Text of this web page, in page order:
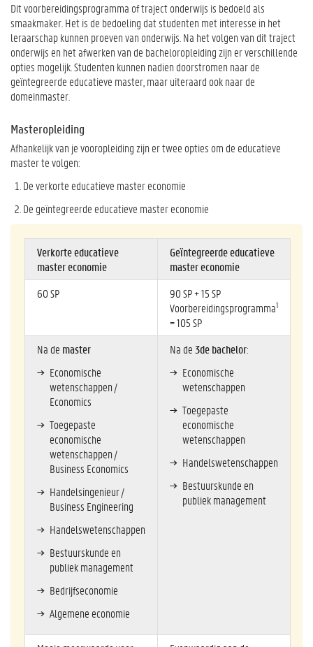
Dit voorbereidingsprogramma of traject onderwijs is bedoeld als
smaakmaker. Het is de bedoeling dat studenten met interesse in het
leraarschap kunnen proeven van onderwijs. Na het volgen van dit traject
onderwijs en het afwerken van de bacheloropleiding zijn er verschillende
opties mogelijk. Studenten kunnen nadien doorstromen naar de
geïntegreerde educatieve master, maar uiteraard ook naar de
domeinmaster.
Masteropleiding
Afhankelijk van je vooropleiding zijn er twee opties om de educatieve
master te volgen:
De verkorte educatieve master economie
De geïntegreerde educatieve master economie
Verkorte educatieve
master economie
Geïntegreerde educatieve
master economie
60 SP
90 SP + 15 SP
Voorbereidingsprogramma1
= 105 SP
Na de master
Economische
wetenschappen /
Economics
Toegepaste
economische
wetenschappen /
Business Economics
Handelsingenieur /
Business Engineering
Handelswetenschappen
Bestuurskunde en
publiek management
Bedrijfseconomie
Algemene economie
Na de3de bachelor:
Economische
wetenschappen
Toegepaste
economische
wetenschappen
Handelswetenschappen
Bestuurskunde en
publiek management